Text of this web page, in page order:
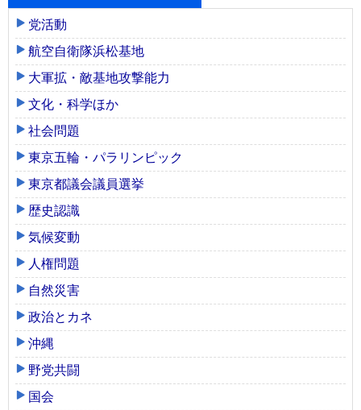
党活動
航空自衛隊浜松基地
大軍拡・敵基地攻撃能力
文化・科学ほか
社会問題
東京五輪・パラリンピック
東京都議会議員選挙
歴史認識
気候変動
人権問題
自然災害
政治とカネ
沖縄
野党共闘
国会